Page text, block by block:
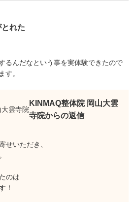
れた
るんだなという事を実体験できたので
す。
KINMAQ整体院 岡山大雲
寺院からの返信
せいただき、
のは
！